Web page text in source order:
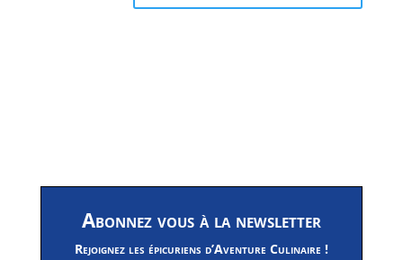
Abonnez vous à la newsletter
Rejoignez les épicuriens d’Aventure Culinaire !